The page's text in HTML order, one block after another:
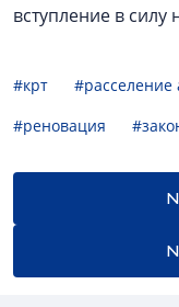
вступление в
#крт
#расселение
#реновация